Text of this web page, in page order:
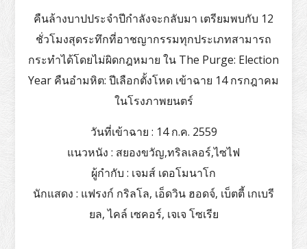
คืนล้างบาปประจำปีกำลังจะกลับมา เตรียมพบกับ 12
ชั่วโมงสุดระทึกที่อาชญากรรมทุกประเภทสามารถ
กระทำได้โดยไม่ผิดกฎหมาย ใน The Purge: Election
Year คืนอำมหิต: ปีเลือกตั้งโหด เข้าฉาย 14 กรกฎาคม
ในโรงภาพยนตร์
วันที่เข้าฉาย : 14 ก.ค. 2559
แนวหนัง : สยองขวัญ,ทริลเลอร์,ไซไฟ
ผู้กำกับ : เจมส์ เดอโมนาโก
นักแสดง : แฟรงก์ กริลโล, เอ็ดวิน ฮอดจ์, เบ็ตตี้ เกเบรี
ยล, ไคล์ เซคอร์, เจเจ โซเรีย